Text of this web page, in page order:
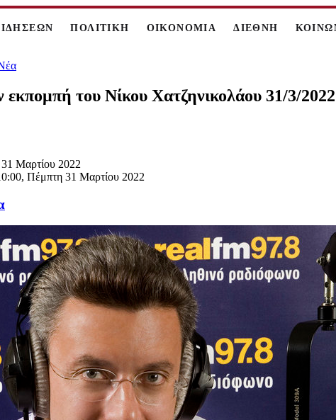
ΠΟΛΙΤΙΚΗ ΟΙΚΟΝΟΜΙΑ ΔΙΕΘΝΗ
του Νίκου Χατζηνικολάου 31/3/2022
Μαρτίου 2022
Πέμπτη 31 Μαρτίου 2022